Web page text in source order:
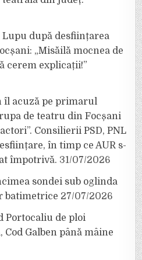
Lupu după desființarea
„Misăilă mocnea de
cerem explicații!”
îl acuză pe primarul
de teatru din Focșani
Consilierii PSD, PNL
în timp ce AUR s-
împotrivă. 31/07/2026
sondei sub oglinda
batimetrice 27/07/2026
Portocaliu de ploi
Galben până mâine